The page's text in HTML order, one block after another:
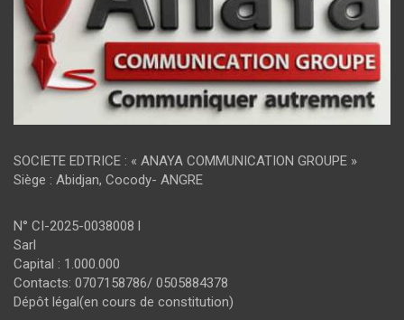
SOCIETE EDTRICE : « ANAYA COMMUNICATION GROUPE »
Siège : Abidjan, Cocody- ANGRE
N° CI-2025-0038008 l
Sarl
Capital : 1.000.000
Contacts: 0707158786/ 0505884378
Dépôt légal(en cours de constitution)